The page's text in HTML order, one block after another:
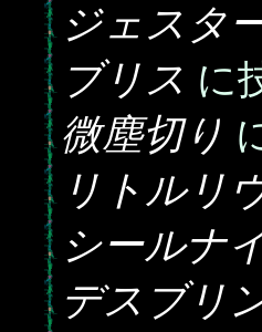
ジェスタ
ブリス に
微塵切り
リトルリ
シールナ
デスブリ